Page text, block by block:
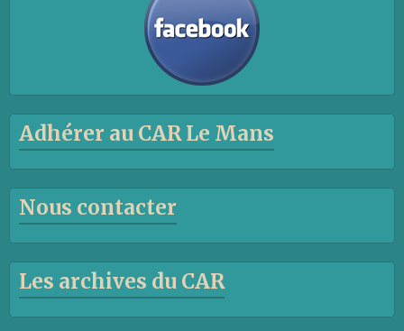
Adhérer au CAR Le Mans
Nous contacter
Les archives du CAR